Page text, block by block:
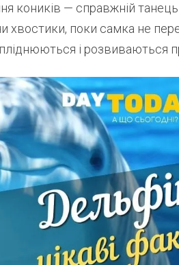
коників — справжній
хвостики, поки самка не
і розвиваються